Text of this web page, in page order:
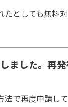
たとしても無料
ました。再
法で再度申請し